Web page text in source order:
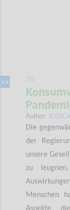
Author:
Die
der
unsere
zu
Menschen